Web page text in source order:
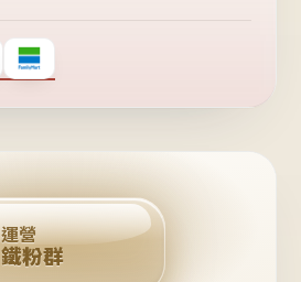
❤
粉
回
購
運營
鐵粉群